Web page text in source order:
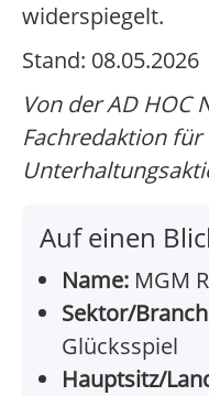
widerspiegelt.
Stand: 08.05.2026
Von der AD HOC
Fachredaktion
Auf einen
Name: MGM
Sektor/
Glücksspiel
Hauptsitz/